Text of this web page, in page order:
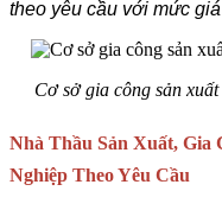
theo yêu cầu với mức
Cơ sở gia công sản
Nhà Thầu Sản Xuất,
Nghiệp Theo Yêu Cầu